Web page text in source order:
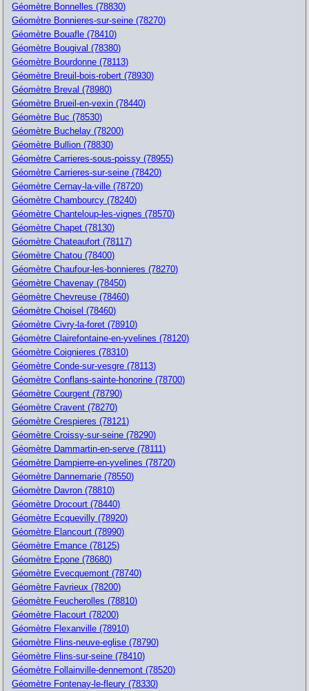
Géomètre Bonnelles (78830)
Géomètre Bonnieres-sur-seine (78270)
Géomètre Bouafle (78410)
Géomètre Bougival (78380)
Géomètre Bourdonne (78113)
Géomètre Breuil-bois-robert (78930)
Géomètre Breval (78980)
Géomètre Brueil-en-vexin (78440)
Géomètre Buc (78530)
Géomètre Buchelay (78200)
Géomètre Bullion (78830)
Géomètre Carrieres-sous-poissy (78955)
Géomètre Carrieres-sur-seine (78420)
Géomètre Cernay-la-ville (78720)
Géomètre Chambourcy (78240)
Géomètre Chanteloup-les-vignes (78570)
Géomètre Chapet (78130)
Géomètre Chateaufort (78117)
Géomètre Chatou (78400)
Géomètre Chaufour-les-bonnieres (78270)
Géomètre Chavenay (78450)
Géomètre Chevreuse (78460)
Géomètre Choisel (78460)
Géomètre Civry-la-foret (78910)
Géomètre Clairefontaine-en-yvelines (78120)
Géomètre Coignieres (78310)
Géomètre Conde-sur-vesgre (78113)
Géomètre Conflans-sainte-honorine (78700)
Géomètre Courgent (78790)
Géomètre Cravent (78270)
Géomètre Crespieres (78121)
Géomètre Croissy-sur-seine (78290)
Géomètre Dammartin-en-serve (78111)
Géomètre Dampierre-en-yvelines (78720)
Géomètre Dannemarie (78550)
Géomètre Davron (78810)
Géomètre Drocourt (78440)
Géomètre Ecquevilly (78920)
Géomètre Elancourt (78990)
Géomètre Emance (78125)
Géomètre Epone (78680)
Géomètre Evecquemont (78740)
Géomètre Favrieux (78200)
Géomètre Feucherolles (78810)
Géomètre Flacourt (78200)
Géomètre Flexanville (78910)
Géomètre Flins-neuve-eglise (78790)
Géomètre Flins-sur-seine (78410)
Géomètre Follainville-dennemont (78520)
Géomètre Fontenay-le-fleury (78330)